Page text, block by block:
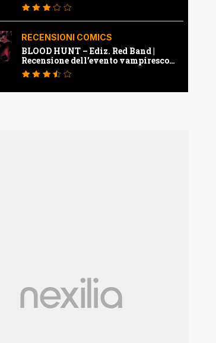
RECENSIONI COMICS
BLOOD HUNT – Ediz. Red Band |
Recensione dell’evento vampiresco
della Marvel